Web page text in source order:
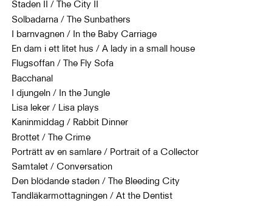
Staden II / The City II
Solbadarna / The Sunbathers
I barnvagnen / In the Baby Carriage
En dam i ett litet hus / A lady in a small house
Flugsoffan / The Fly Sofa
Bacchanal
I djungeln / In the Jungle
Lisa leker / Lisa plays
Kaninmiddag / Rabbit Dinner
Brottet / The Crime
Porträtt av en samlare / Portrait of a Collector
Samtalet / Conversation
Den blödande staden / The Bleeding City
Tandläkarmottagningen / At the Dentist